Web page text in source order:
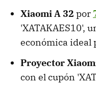
Xiaomi A 32 por
'XATAKAES10',
económica ideal
Proyector
con el cupón